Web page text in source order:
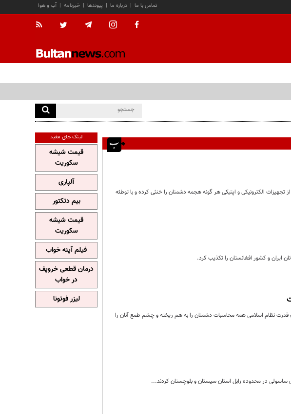
آب و هوا | خبرنامه | پیوندها | درباره ما | تماس با ما
تجهیزات الکترونیکی و اپتیکی هر گونه هجمه دشمنان را خنثی کرده و با توطئه
ایران و کشور افغانستان را تکذیب کرد.
قدرت نظام اسلامی همه محاسبات دشمنان را به هم ریخته و چشم طمع آنان را
ساسولی در محدوده زابل استان سیستان و بلوچستان کردند...
لینک های مفید
قیمت شیشه
سکوریت
آلپاری
بیم دتکتور
قیمت شیشه
سکوریت
فیلم آپنه خواب
درمان قطعی خروپف
در خواب
لیزر فوتونا